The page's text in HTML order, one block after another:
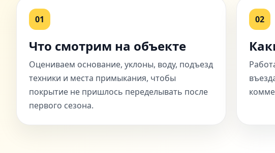
01
Что смотрим на объекте
Оцениваем основание, уклоны, воду, подъезд
техники и места примыкания, чтобы
покрытие не пришлось переделывать после
первого сезона.
02